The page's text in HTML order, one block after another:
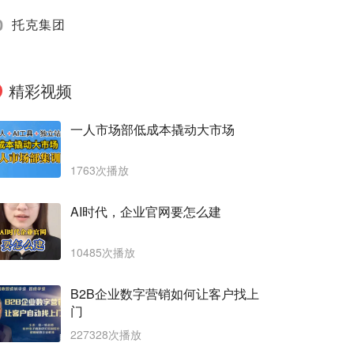
托克集团
精彩视频
一人市场部低成本撬动大市场
1763次播放
AI时代，企业官网要怎么建
10485次播放
B2B企业数字营销如何让客户找上
门
227328次播放